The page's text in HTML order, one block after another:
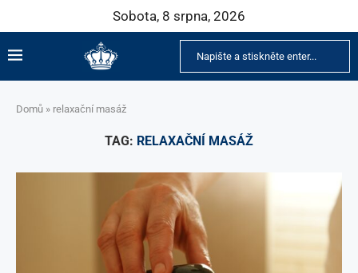
Sobota, 8 srpna, 2026
Domů » relaxační masáž
TAG: RELAXAČNÍ MASÁŽ